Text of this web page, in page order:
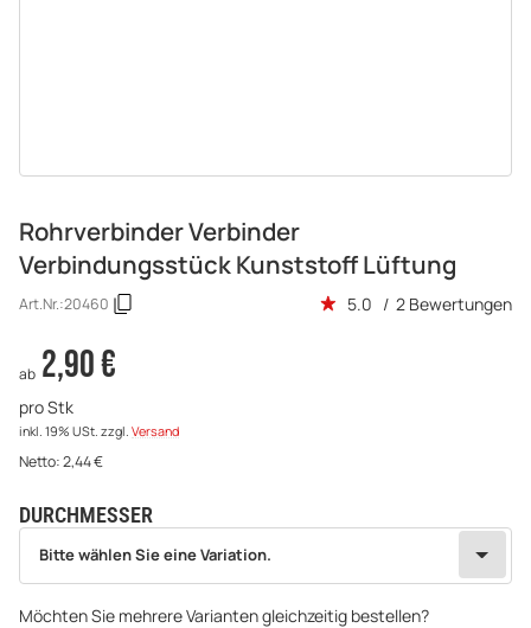
Rohrverbinder Verbinder
Verbindungsstück Kunststoff Lüftung
Art.Nr.:20460 5.0 / 2 Bewertungen
ab 2,90 €
pro Stk
inkl. 19% USt. zzgl. Versand
Netto:2,44€
DURCHMESSER
wählen
Bitte wählen Sie eine Variation.
Möchten Sie mehrere Varianten gleichzeitig bestellen?